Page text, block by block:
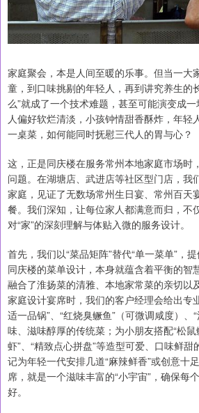
家庭聚会，本是人间至暖的乐事。但当一大
童，到口味挑剔的年轻人，再到讲究养生的
么”就成了一个技术难题，甚至可能演变成
人偏好软烂清淡，小孩钟情甜香酥炸，年
一桌菜，如何能同时抚慰三代人的胃与心？
这，正是同庆楼在服务常州本地家庭市场时
问题。在湖塘店、武进店等社区型门店，我
家庭，见证了无数场常州生日宴、常州百天
餐。我们深知，让每位家人都满意而归，不
对“家”的深刻理解与体贴入微的服务设计。
首先，我们以“菜品矩阵”替代“单一菜单”，
同庆楼的菜单设计，本身就蕴含着平衡的智
融合了淮扬菜的清雅、本地家常菜的亲切以
家庭设计宴席时，我们的客户经理会给出专
适一品锅”、“红烧臭鳜鱼”（可微调咸度）、
味、滋味醇厚的传统菜；为小朋友搭配“松鼠
虾”、“精致点心拼盘”等造型可爱、口味鲜
记为年轻一代安排几道“麻辣鲜香”或创意十
席，就是一个滋味丰富的“小宇宙”，确保每
好。